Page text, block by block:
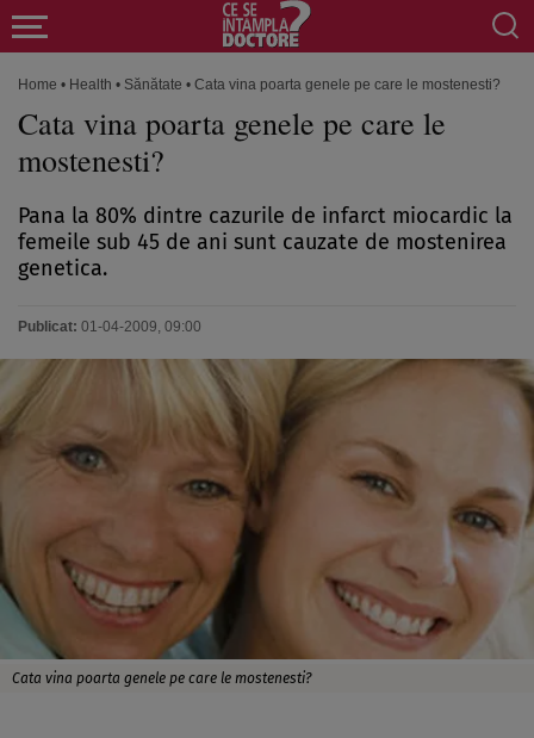
Home • Health • Sănătate • Cata vina poarta genele pe care le mostenesti?
Cata vina poarta genele pe care le
mostenesti?
Pana la 80% dintre cazurile de infarct miocardic la
femeile sub 45 de ani sunt cauzate de mostenirea
genetica.
Publicat: 01-04-2009, 09:00
Cata vina poarta genele pe care le mostenesti?